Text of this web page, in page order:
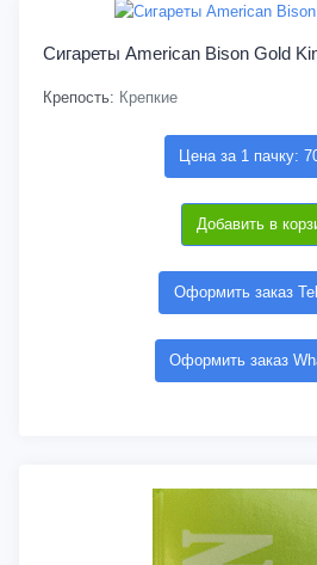
Сигареты American Bison Gold
Крепость: Крепкие
Цена за 1 пачку:
Добавить в
Оформить заказ
Оформить заказ